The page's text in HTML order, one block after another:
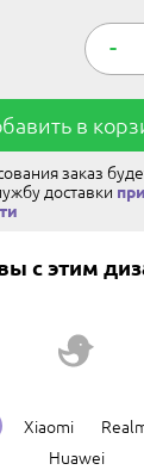
-
в
заказ
доставки
с этим
Xiaomi
Huawei